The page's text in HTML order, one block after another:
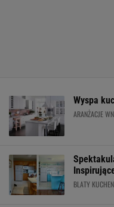
Wyspa
ARANŻACJE
BLATY